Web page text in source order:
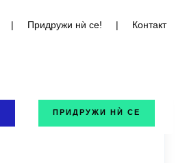
| Придружи нѝ се! | Контакт
ПРИДРУЖИ НЍ СЕ